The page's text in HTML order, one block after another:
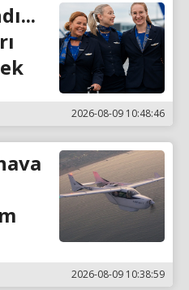
2026-08-09 10:48:46
2026-08-09 10:38:59